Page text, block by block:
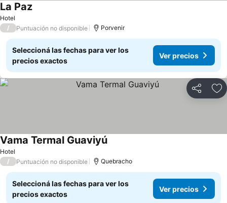
Hotel
La PazVer precios
/ Puntuación no disponible Porvenir
Seleccioná las fechas para ver los
precios exactos
Ver precios
Compartir
Hotel
Vama Termal GuaviyúVer precios
/ Puntuación no disponible Quebracho
Seleccioná las fechas para ver los
precios exactos
Ver precios